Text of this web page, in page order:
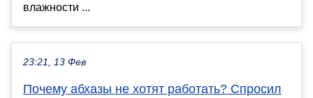
влажности ...
23:21, 13 Фев
Почему абхазы не хотят работать? Спросил